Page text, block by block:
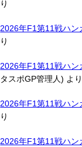
り
2026年F1第11戦ハン
り
2026年F1第11戦ハン
タスポGP管理人) より
2026年F1第11戦ハン
り
2026年F1第11戦ハン